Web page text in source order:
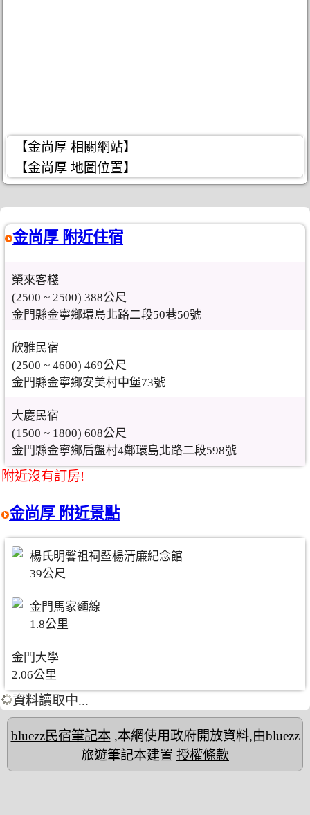
【金尚厚 相關網站】
【金尚厚 地圖位置】
金尚厚 附近住宿
榮來客棧
(2500 ~ 2500) 388公尺
金門縣金寧鄉環島北路二段50巷50號
欣雅民宿
(2500 ~ 4600) 469公尺
金門縣金寧鄉安美村中堡73號
大慶民宿
(1500 ~ 1800) 608公尺
金門縣金寧鄉后盤村4鄰環島北路二段598號
附近沒有訂房!
金尚厚 附近景點
楊氏明馨祖祠暨楊清廉紀念館
39公尺
金門馬家麵線
1.8公里
金門大學
2.06公里
資料讀取中...
bluezz民宿筆記本,本網使用政府開放資料,由bluezz
旅遊筆記本建置 授權條款